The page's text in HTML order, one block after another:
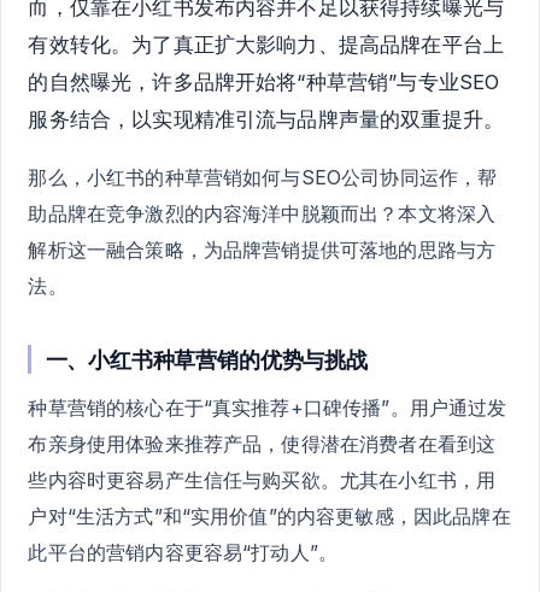
而，仅靠在小红书发布内容并不足以获得持续曝光与
有效转化。为了真正扩大影响力、提高品牌在平台上
的自然曝光，许多品牌开始将“种草营销”与专业SEO
服务结合，以实现精准引流与品牌声量的双重提升。
那么，小红书的种草营销如何与SEO公司协同运作，帮
助品牌在竞争激烈的内容海洋中脱颖而出？本文将深入
解析这一融合策略，为品牌营销提供可落地的思路与方
法。
一、小红书种草营销的优势与挑战
种草营销的核心在于“真实推荐+口碑传播”。用户通过发
布亲身使用体验来推荐产品，使得潜在消费者在看到这
些内容时更容易产生信任与购买欲。尤其在小红书，用
户对“生活方式”和“实用价值”的内容更敏感，因此品牌在
此平台的营销内容更容易“打动人”。